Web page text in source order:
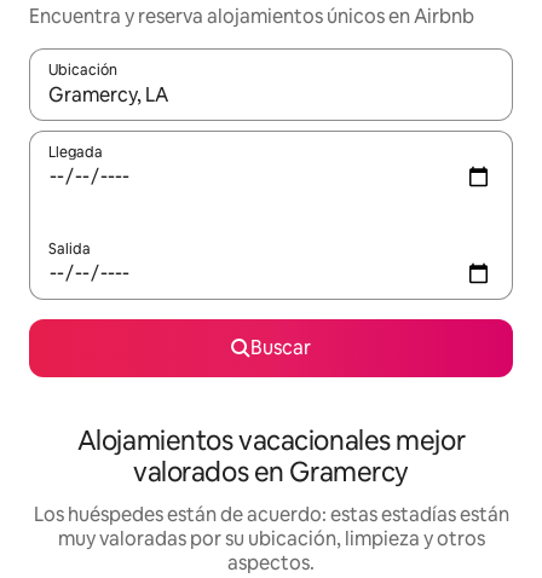
Encuentra y reserva alojamientos únicos en Airbnb
Ubicación
Cuando los resultados estén disponibles, navega con las
Llegada
Salida
Buscar
Alojamientos vacacionales mejor
valorados en Gramercy
Los huéspedes están de acuerdo: estas estadías están
muy valoradas por su ubicación, limpieza y otros
aspectos.